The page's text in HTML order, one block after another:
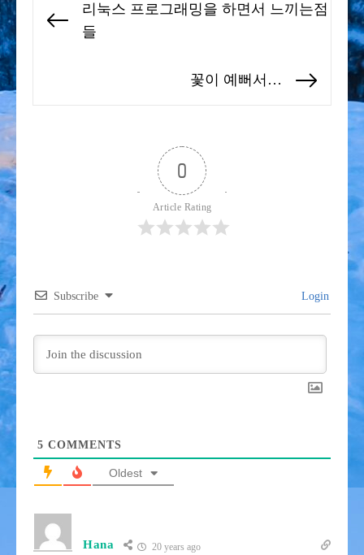
탐
Previous
리눅스 프로그래밍을 하면서 느끼는점
들
Next
post:
꽃이 예뻐서…
0
Article Rating
Subscribe Login
5 COMMENTS
Oldest
Hana 20 years ago